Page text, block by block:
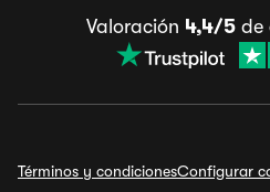
Valoración 4,4/5 de
Términos y condicionesConfigurar